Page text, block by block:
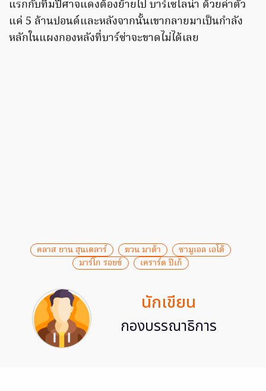
แรกกับทีมปีศาจแดงต้องย้ายไป บาร์เซโลน่า ด้วยค่าตัว
แค่ 5 ล้านปอนด์และหลังจากนั้นเขากลายมาเป็นกำลัง
หลักในแผงกองหลังที่บาร์ซ่าจะขาดไม่ได้เลย
คลาส ยาน ฮุนเตลาร์ ฆวน มาต้า
ซามูเอล เอโต้
มาร์โก รอยซ์
เคราร์ด ปิเก้
นักเขียน
กองบรรณาธิการ